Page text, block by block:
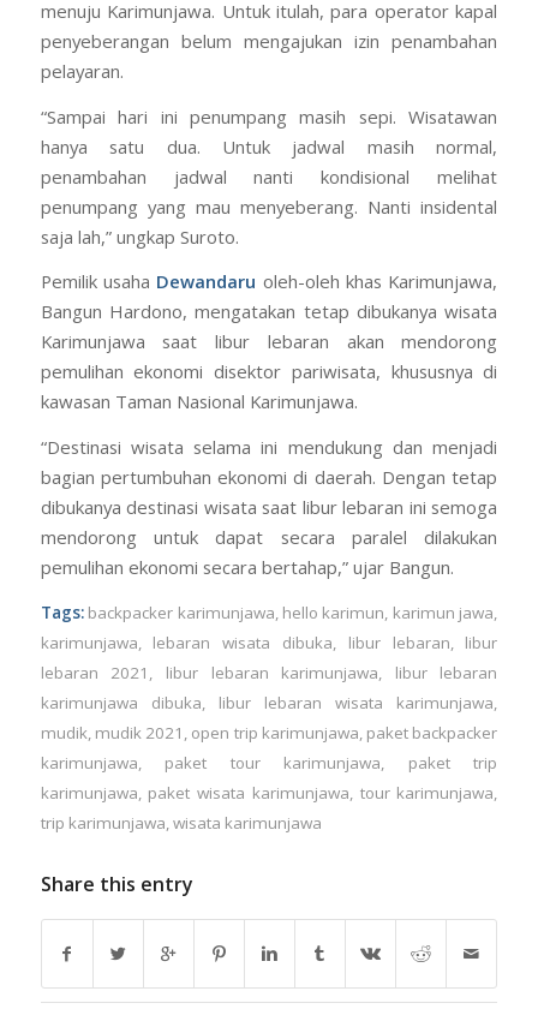
menuju Karimunjawa. Untuk itulah, para operator kapal
penyeberangan belum mengajukan izin penambahan
pelayaran.
“Sampai hari ini penumpang masih sepi. Wisatawan
hanya satu dua. Untuk jadwal masih normal,
penambahan jadwal nanti kondisional melihat
penumpang yang mau menyeberang. Nanti insidental
saja lah,” ungkap Suroto.
Pemilik usaha Dewandaru oleh-oleh khas Karimunjawa,
Bangun Hardono, mengatakan tetap dibukanya wisata
Karimunjawa saat libur lebaran akan mendorong
pemulihan ekonomi disektor pariwisata, khususnya di
kawasan Taman Nasional Karimunjawa.
“Destinasi wisata selama ini mendukung dan menjadi
bagian pertumbuhan ekonomi di daerah. Dengan tetap
dibukanya destinasi wisata saat libur lebaran ini semoga
mendorong untuk dapat secara paralel dilakukan
pemulihan ekonomi secara bertahap,” ujar Bangun.
Tags: backpacker karimunjawa, hello karimun, karimun jawa,
karimunjawa, lebaran wisata dibuka, libur lebaran, libur
lebaran 2021 , libur lebaran karimunjawa, libur lebaran
karimunjawa dibuka, libur lebaran wisata karimunjawa,
mudik, mudik 2021 , open trip karimunjawa, paket backpacker
karimunjawa, paket tour karimunjawa, paket trip
karimunjawa, paket wisata karimunjawa, tour karimunjawa,
trip karimunjawa,wisata karimunjawa
Share this entry